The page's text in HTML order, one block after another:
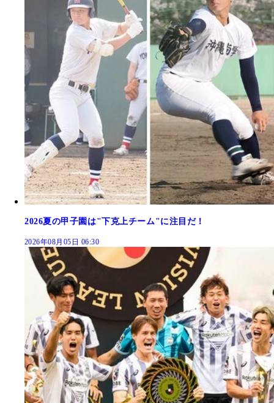
2026夏の甲子園は"下克上チーム"に注目だ！
2026年08月05日 06:30